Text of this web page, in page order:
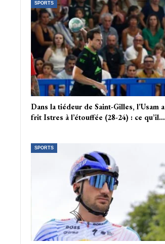
SPORTS
Dans la tiédeur de Saint-Gilles, l’Usam a
frit Istres à l’étouffée (28-24) : ce qu’il…
SPORTS